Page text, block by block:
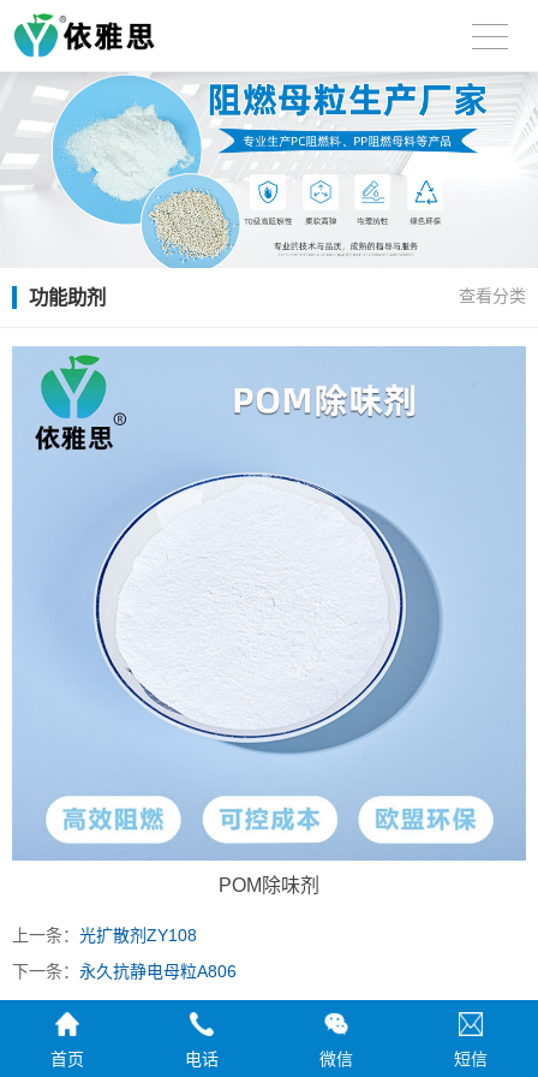
功能助剂 查看分类
POM除味剂
上一条： 光扩散剂ZY108
下一条： 永久抗静电母粒A806
首页 电话 微信 短信